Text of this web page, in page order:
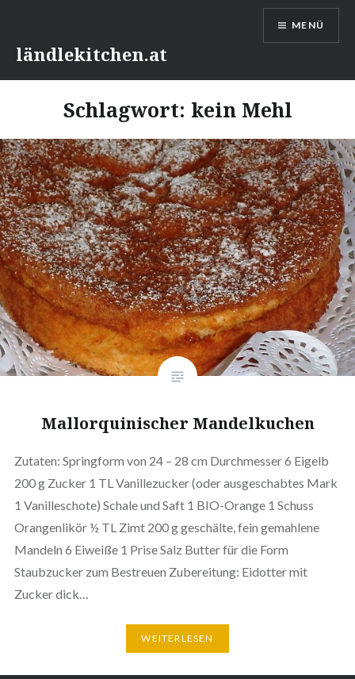
Inhaltländlekitchen.at
MENÜ
Schlagwort: kein Mehl
Mallorquinischer Mandelkuchen
Zutaten: Springform von 24 – 28 cm Durchmesser 6 Eigelb
200 g Zucker 1 TL Vanillezucker (oder ausgeschabtes Mark
1 Vanilleschote) Schale und Saft 1 BIO-Orange 1 Schuss
Orangenlikör ½ TL Zimt 200 g geschälte, fein gemahlene
Mandeln 6 Eiweiße 1 Prise Salz Butter für die Form
Staubzucker zum Bestreuen Zubereitung: Eidotter mit
Zucker dick…
WEITERLESEN